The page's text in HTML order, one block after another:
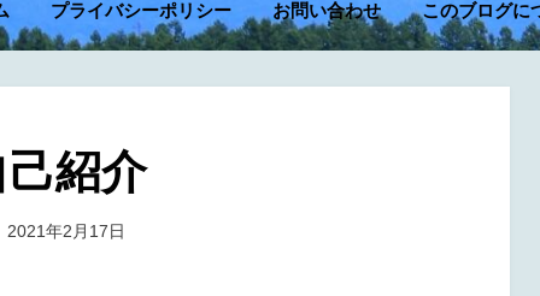
プライバシーポリシー お問い合わせ このブログに
紹介
投稿者タラバ
2021年2月17日